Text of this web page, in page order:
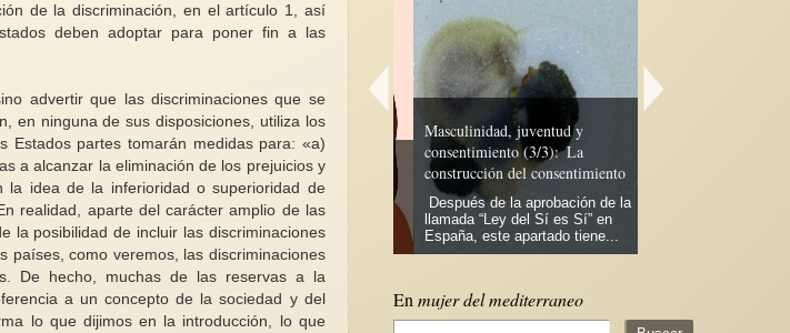
de la discriminación, en el artículo 1, así
deben adoptar para poner fin a las
advertir que las discriminaciones que se
en ninguna de sus disposiciones, utiliza los
Estados partes tomarán medidas para: «a)
a alcanzar la eliminación de los prejuicios y
la idea de la inferioridad o superioridad de
realidad, aparte del carácter amplio de las
la posibilidad de incluir las discriminaciones
países, como veremos, las discriminaciones
De hecho, muchas de las reservas a la
a un concepto de la sociedad y del
lo que dijimos en la introducción, lo que
sobre nuestro
Y SAVIA II
libro de SABIAS
conociendo
activistas por un...
Mujeres migrantes (2)
El problema de la migración
femenina tiene muchas caras, y
una de ellas es la violencia...
Masculinidad, juventud y
consentimiento (3/3): La
construcción del consentimiento
Después de la aprobación de la
llamada “Ley del Sí es Sí” en
España, este apartado tiene...
En mujer del mediterraneo